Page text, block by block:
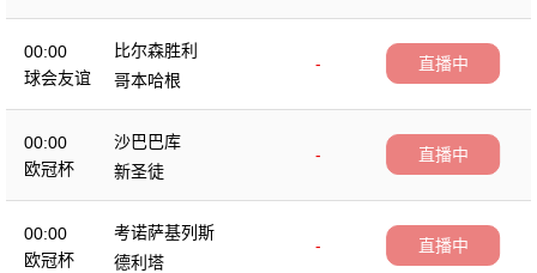
00:00
球会友谊
比尔森胜利
-
哥本哈根
直播中
00:00
欧冠杯
沙巴巴库
-
新圣徒
直播中
00:00
欧冠杯
考诺萨基列斯
-
德利塔
直播中